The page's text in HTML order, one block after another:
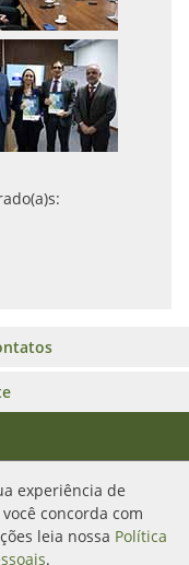
experiência de
concorda com
leia nossa Política
.
SoundCloud